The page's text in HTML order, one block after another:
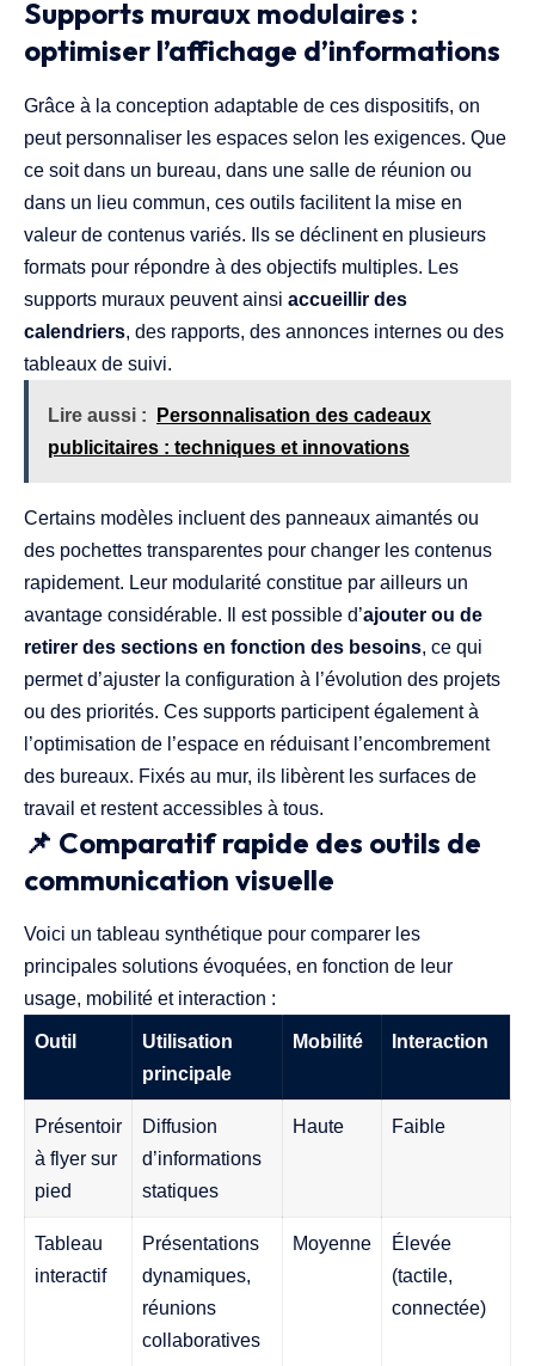
Supports muraux modulaires :
optimiser l’affichage d’informations
Grâce à la conception adaptable de ces dispositifs, on
peut personnaliser les espaces selon les exigences. Que
ce soit dans un bureau, dans une salle de réunion ou
dans un lieu commun, ces outils facilitent la mise en
valeur de contenus variés. Ils se déclinent en plusieurs
formats pour répondre à des objectifs multiples. Les
supports muraux peuvent ainsi accueillir des
calendriers, des rapports, des annonces internes ou des
tableaux de suivi.
Lire aussi :
Personnalisation des cadeaux
publicitaires : techniques et innovations
Certains modèles incluent des panneaux aimantés ou
des pochettes transparentes pour changer les contenus
rapidement. Leur modularité constitue par ailleurs un
avantage considérable. Il est possible d’ajouter ou de
retirer des sections en fonction des besoins, ce qui
permet d’ajuster la configuration à l’évolution des projets
ou des priorités. Ces supports participent également à
l’optimisation de l’espace en réduisant l’encombrement
des bureaux. Fixés au mur, ils libèrent les surfaces de
travail et restent accessibles à tous.
📌 Comparatif rapide des outils de
communication visuelle
Voici un tableau synthétique pour comparer les
principales solutions évoquées, en fonction de leur
usage, mobilité et interaction :
Outil
Utilisation
principale
Mobilité Interaction
Présentoir
à flyer sur
pied
Diffusion
d’informations
statiques
Haute Faible
Tableau
interactif
Présentations
dynamiques,
réunions
collaboratives
Moyenne
Élevée
(tactile,
connectée)